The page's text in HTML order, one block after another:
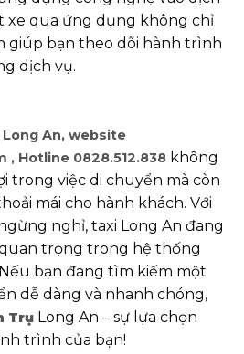
xe qua ứng dụng không chỉ
giúp bạn theo dõi hành trình
dịch vụ.
Long An, website
Hotline 0828.512.838 không
trong việc di chuyển mà còn
mái cho hành khách. Với
nghỉ, taxi Long An đang
trọng trong hệ thống
bạn đang tìm kiếm một
dễ dàng và nhanh chóng,
Trụ Long An – sự lựa chọn
trình của bạn!